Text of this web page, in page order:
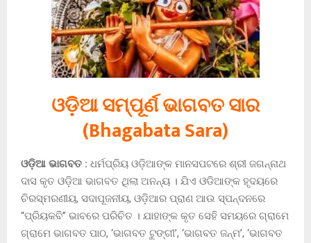
ଓଡ଼ିଆ ସମ୍ପୂର୍ଣ ଭାଗବତ ସାର
(Bhagabata Sara)
ଓଡ଼ିଆ ଭାଗବତ : ଧର୍ମପ୍ରିୟ ଓଡ଼ିଆଙ୍କ ମାନସପଟରେ ଶ୍ରୀ ଜଗନ୍ନାଥ
ଦାସ କୃତ ଓଡ଼ିଆ ଭାଗବତ ଥିଲା ଅନନ୍ୟ । ଯିଏ ଓଡିଆଙ୍କ ହୃଦୟରେ
ଚିରସ୍ମରଣୀୟ, ସଦାପୂଜନୀୟ, ଓଡ଼ିଆର ପ୍ରାଣ ଆଉ ସ୍ପନ୍ଦନରେ
“ପ୍ରିୟକବି” ଭାବରେ ପରିଚିତ । ଯାହାଙ୍କ କୃତ ସେହି ସମୟରେ ଗ୍ରାମେ
ଗ୍ରାମେ ଭାଗବତ ପାଠ, ‘ଭାଗବତ ଟୁଙ୍ଗୀ’, ‘ଭାଗବତ ଜନ୍ମ’, ‘ଭାଗବତ